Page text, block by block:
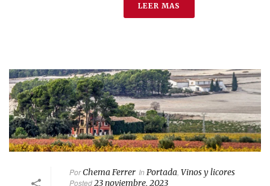
LEER MAS
PorChema Ferrer In Portada Vinos y licores
Posted23 noviembre, 2023